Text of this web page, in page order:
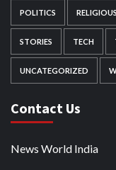
POLITICS RELIGIOUS
STORIES TECH
UNCATEGORIZED
Contact Us
News World India